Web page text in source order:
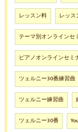
レッスン料 レッス
テーマ別オンラインセ
ピアノオンラインセミ
ツェルニー30番練習曲
ツェルニー練習曲
ツェルニー30番